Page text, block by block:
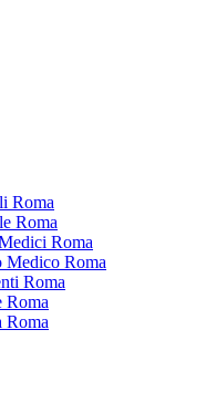
Roma
Roma
Roma
Medico Roma
Roma
Roma
Roma